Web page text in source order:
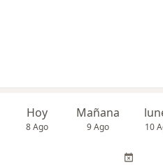
Hoy
8 Ago
Mañana
9 Ago 10